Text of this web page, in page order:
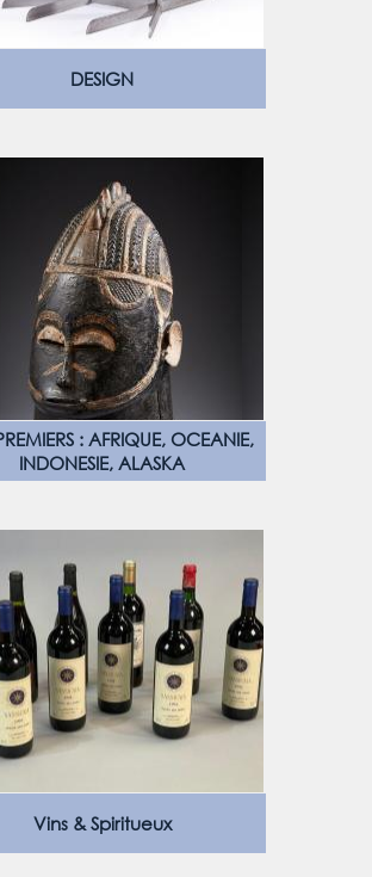
DESIGN
: AFRIQUE, OCEANIE,
INDONESIE, ALASKA
Vins & Spiritueux